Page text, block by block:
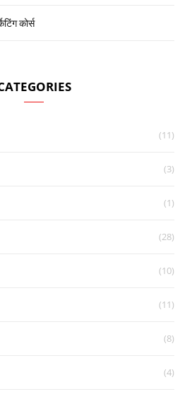
कोर्स
(11)
(3)
(1)
(28)
(10)
(11)
(8)
(4)